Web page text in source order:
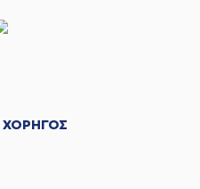
ΧΟΡΗΓΟΣ